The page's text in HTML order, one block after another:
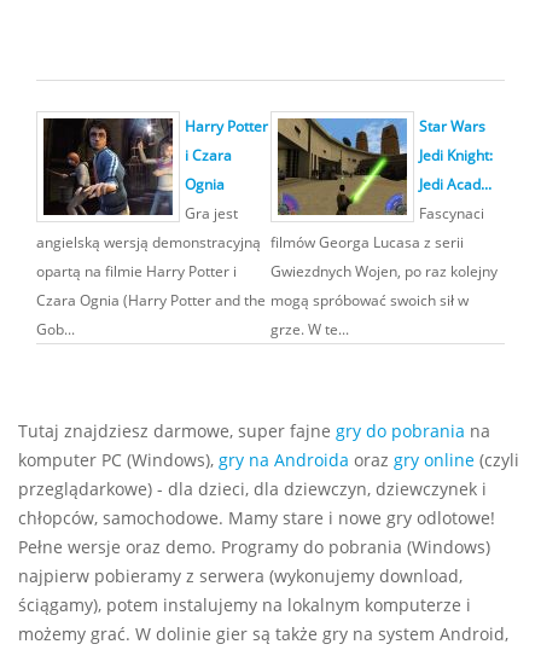
Harry Potter
i Czara
Ognia
Gra jest
angielską wersją demonstracyjną
opartą na filmie Harry Potter i
Czara Ognia (Harry Potter and the
Gob...
Star Wars
Jedi Knight:
Jedi Acad...
Fascynaci
filmów Georga Lucasa z serii
Gwiezdnych Wojen, po raz kolejny
mogą spróbować swoich sił w
grze. W te...
Tutaj znajdziesz darmowe, super fajne gry do pobrania na
komputer PC (Windows), gry na Androida oraz gry online (czyli
przeglądarkowe) - dla dzieci, dla dziewczyn, dziewczynek i
chłopców, samochodowe. Mamy stare i nowe gry odlotowe!
Pełne wersje oraz demo. Programy do pobrania (Windows)
najpierw pobieramy z serwera (wykonujemy download,
ściągamy), potem instalujemy na lokalnym komputerze i
możemy grać. W dolinie gier są także gry na system Android,